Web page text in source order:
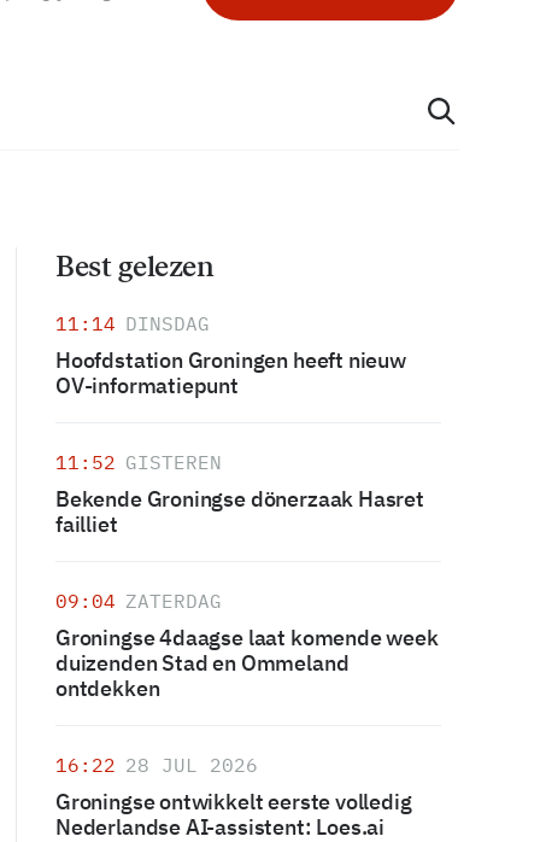
Best gelezen
11:14 DINSDAG
Hoofdstation Groningen heeft nieuw
OV-informatiepunt
11:52 GISTEREN
Bekende Groningse dönerzaak Hasret
failliet
09:04 ZATERDAG
Groningse 4daagse laat komende week
duizenden Stad en Ommeland
ontdekken
16:22 28 JUL 2026
Groningse ontwikkelt eerste volledig
Nederlandse AI-assistent: Loes.ai